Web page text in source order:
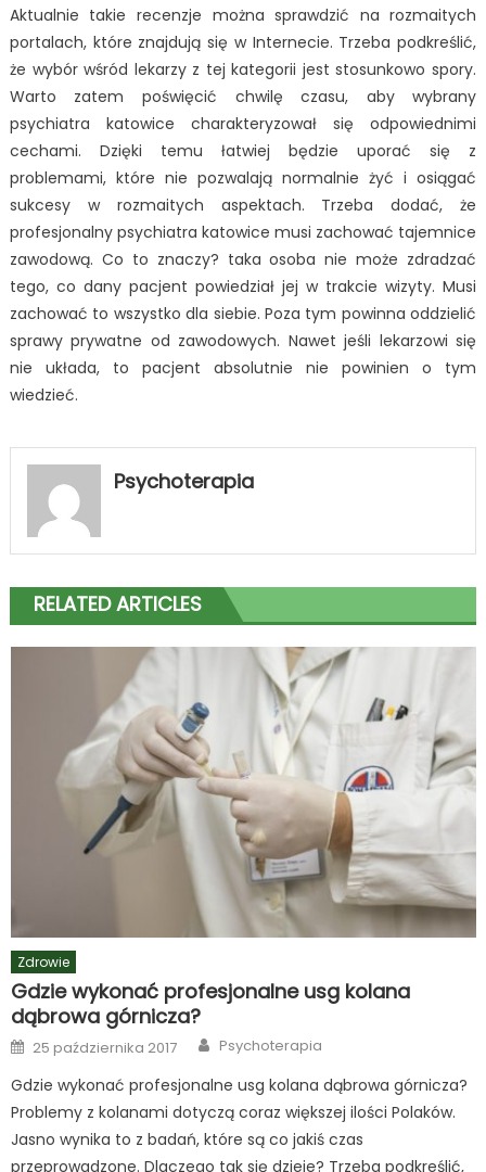
Aktualnie takie recenzje można sprawdzić na rozmaitych
portalach, które znajdują się w Internecie. Trzeba podkreślić,
że wybór wśród lekarzy z tej kategorii jest stosunkowo spory.
Warto zatem poświęcić chwilę czasu, aby wybrany
psychiatra katowice charakteryzował się odpowiednimi
cechami. Dzięki temu łatwiej będzie uporać się z
problemami, które nie pozwalają normalnie żyć i osiągać
sukcesy w rozmaitych aspektach. Trzeba dodać, że
profesjonalny psychiatra katowice musi zachować tajemnice
zawodową. Co to znaczy? taka osoba nie może zdradzać
tego, co dany pacjent powiedział jej w trakcie wizyty. Musi
zachować to wszystko dla siebie. Poza tym powinna oddzielić
sprawy prywatne od zawodowych. Nawet jeśli lekarzowi się
nie układa, to pacjent absolutnie nie powinien o tym
wiedzieć.
Psychoterapia
RELATED ARTICLES
Zdrowie
Gdzie wykonać profesjonalne usg kolana
dąbrowa górnicza?
Posted
on
25 października 2017 Author
Psychoterapia
Gdzie wykonać profesjonalne usg kolana dąbrowa górnicza?
Problemy z kolanami dotyczą coraz większej ilości Polaków.
Jasno wynika to z badań, które są co jakiś czas
przeprowadzone. Dlaczego tak się dzieje? Trzeba podkreślić,